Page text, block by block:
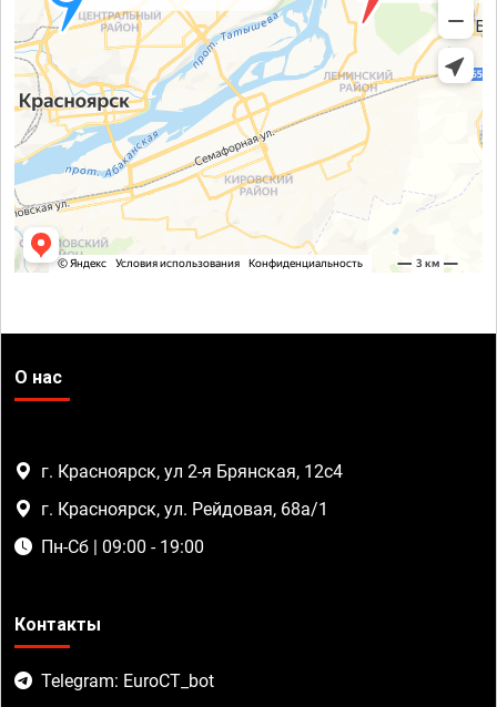
О нас
г. Красноярск, ул 2-я Брянская, 12с4
г. Красноярск, ул. Рейдовая, 68а/1
Пн-Сб | 09:00 - 19:00
Контакты
Telegram: EuroCT_bot